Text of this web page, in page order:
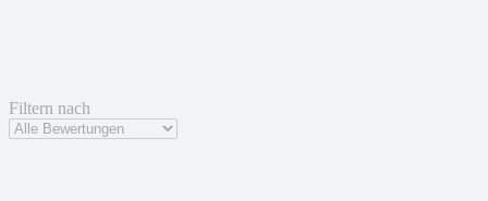
Filtern nach